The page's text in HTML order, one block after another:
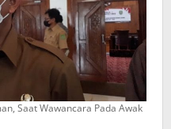
Saat Wawancara Pada Awak